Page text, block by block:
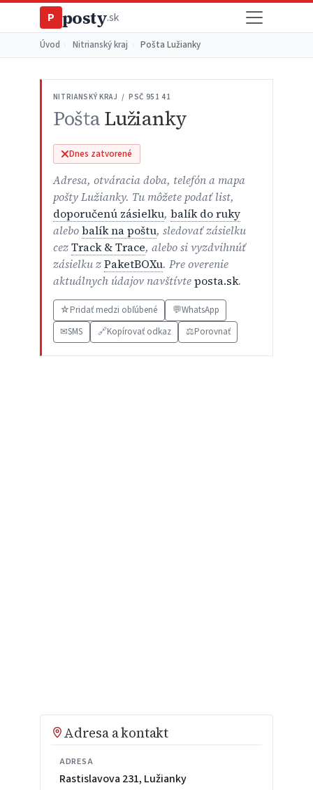
P posty.sk
Úvod Nitrianský kraj Pošta Lužianky
NITRIANSKÝ KRAJ / PSČ 951 41
PoštaLužianky
Dnes zatvorené
Adresa, otváracia doba, telefón a mapa
pošty Lužianky. Tu môžete podať list,
doporučenú zásielku, balík do ruky
alebobalík na poštu, sledovať zásielku
cezTrack & Trace, alebo si vyzdvihnúť
zásielku zPaketBOXu. Pre overenie
aktuálnych údajov navštívteposta.sk.
☆Pridať medzi obľúbené 💬WhatsApp
✉SMS 🔗Kopírovať odkaz ⚖️Porovnať
Adresa a kontakt
ADRESA
Rastislavova 231, Lužianky